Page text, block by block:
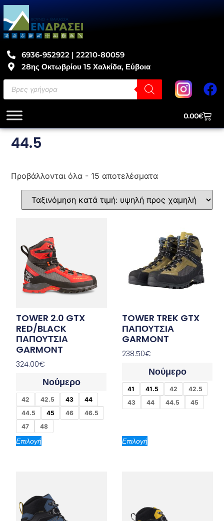
6936-952922 | 22210-80059
28ης Οκτωβρίου 15 Χαλκίδα, Εύβοια
0.00€
44.5
Προβάλλονται όλα - 15 αποτελέσματα
TOWER 2.0 GTX
RED/BLACK
ΠΑΠΟΥΤΣΙΑ
GARMONT
324.00€
Νούμερο
42 42.5 43
44
44.5
45 46
46.5
47
48
Επιλογή
TOWER TREK GTX
ΠΑΠΟΥΤΣΙΑ
GARMONT
238.50€
Νούμερο
41 41.5 42
42.5
43
44 44.5 45
Επιλογή